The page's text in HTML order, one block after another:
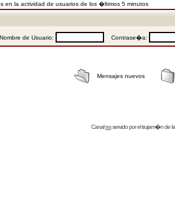
en la actividad de usuarios de los �ltimos 5 minutos
Nombre de Usuario: Contrase�a:
Mensajes nuevos
Canalrssservido por eltrujam�nde